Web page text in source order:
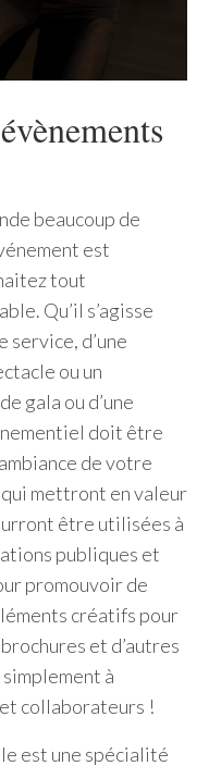
beaucoup de
est
tout
Qu’il s’agisse
service, d’une
ou un
gala ou d’une
doit être
de votre
mettront en valeur
être utilisées à
publiques et
promouvoir de
créatifs pour
et d’autres
à
collaborateurs !
est une spécialité